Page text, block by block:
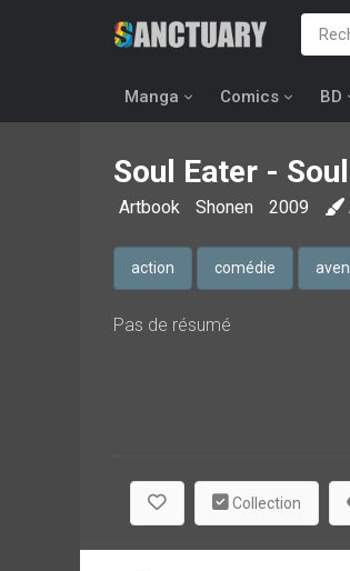
Manga Comics BD
Soul Eater -
Artbook Shonen 2009
action comédie
Pas de résumé
Collection